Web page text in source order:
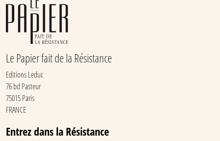
Le Papier fait de la Résistance
Editions Leduc
76 bd Pasteur
75015 Paris
FRANCE
Entrez dans la Résistance